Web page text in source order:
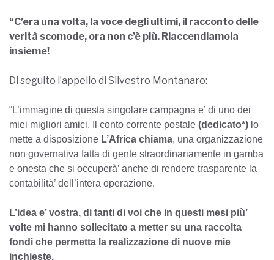
“C’era una volta, la voce degli ultimi, il racconto delle
verità scomode, ora non c’è più. Riaccendiamola
insieme!
Di seguito l’appello di Silvestro Montanaro:
“L’immagine di questa singolare campagna e’ di uno dei
miei migliori amici. Il conto corrente postale (dedicato*) lo
mette a disposizione L’Africa chiama, una organizzazione
non governativa fatta di gente straordinariamente in gamba
e onesta che si occuperà’ anche di rendere trasparente la
contabilità’ dell’intera operazione.
L’idea e’ vostra, di tanti di voi che in questi mesi più’
volte mi hanno sollecitato a metter su una raccolta
fondi che permetta la realizzazione di nuove mie
inchieste.